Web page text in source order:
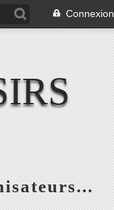
Connexion